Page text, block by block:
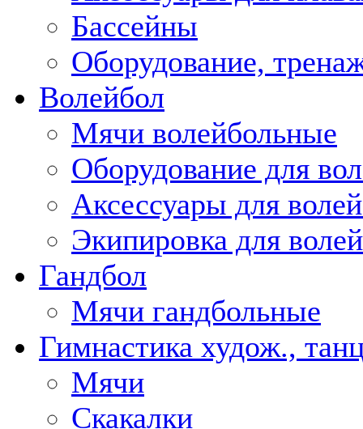
Бассейны
Оборудование,
Волейбол
Мячи волейбольные
Оборудование для
Аксессуары для
Экипировка для
Гандбол
Мячи гандбольные
Гимнастика худож.,
Мячи
Скакалки